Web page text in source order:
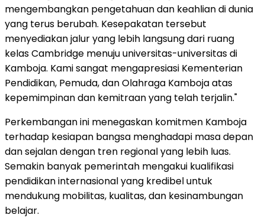
mengembangkan pengetahuan dan keahlian di dunia
yang terus berubah. Kesepakatan tersebut
menyediakan jalur yang lebih langsung dari ruang
kelasCambridge menuju universitas-universitas di
Kamboja. Kami sangat mengapresiasi Kementerian
Pendidikan, Pemuda, dan Olahraga Kamboja atas
kepemimpinan dan kemitraan yang telah terjalin."
Perkembangan ini menegaskan komitmen Kamboja
terhadap kesiapan bangsa menghadapi masa depan
dan sejalan dengan tren regional yang lebih luas.
Semakin banyak pemerintah mengakui kualifikasi
pendidikan internasional yang kredibel untuk
mendukung mobilitas, kualitas, dan kesinambungan
belajar.